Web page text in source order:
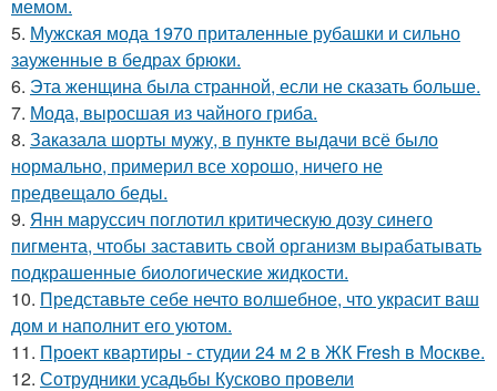
мемом.
5. Мужская мода 1970 приталенные рубашки и сильно
зауженные в бедрах брюки.
6. Эта женщина была странной, если не сказать больше.
7. Мода, выросшая из чайного гриба.
8. Заказала шорты мужу, в пункте выдачи всё было
нормально, примерил все хорошо, ничего не
предвещало беды.
9. Янн маруссич поглотил критическую дозу синего
пигмента, чтобы заставить свой организм вырабатывать
подкрашенные биологические жидкости.
10. Представьте себе нечто волшебное, что украсит ваш
дом и наполнит его уютом.
11. Проект квартиры - студии 24 м 2 в ЖК Fresh в Москве.
12. Сотрудники усадьбы Кусково провели